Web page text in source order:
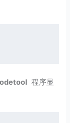
程序显